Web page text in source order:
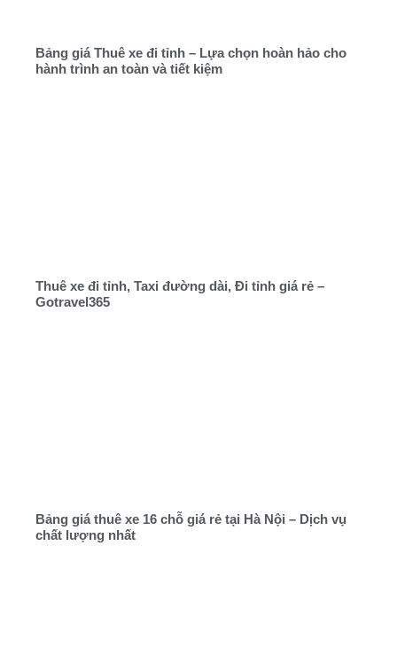
Bảng giá Thuê xe đi tỉnh – Lựa chọn hoàn hảo cho
hành trình an toàn và tiết kiệm
Thuê xe đi tỉnh, Taxi đường dài, Đi tỉnh giá rẻ –
Gotravel365
Bảng giá thuê xe 16 chỗ giá rẻ tại Hà Nội – Dịch vụ
chất lượng nhất